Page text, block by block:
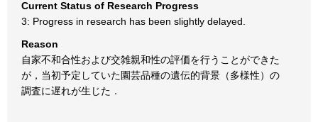
Current Status of Research Progress
3: Progress in research has been slightly delayed.
Reason
自家不和合性および交雑親和性の評価を行うことができた
が，当初予定していた園芸品種の遺伝的背景（多様性）の
調査に遅れが生じた．